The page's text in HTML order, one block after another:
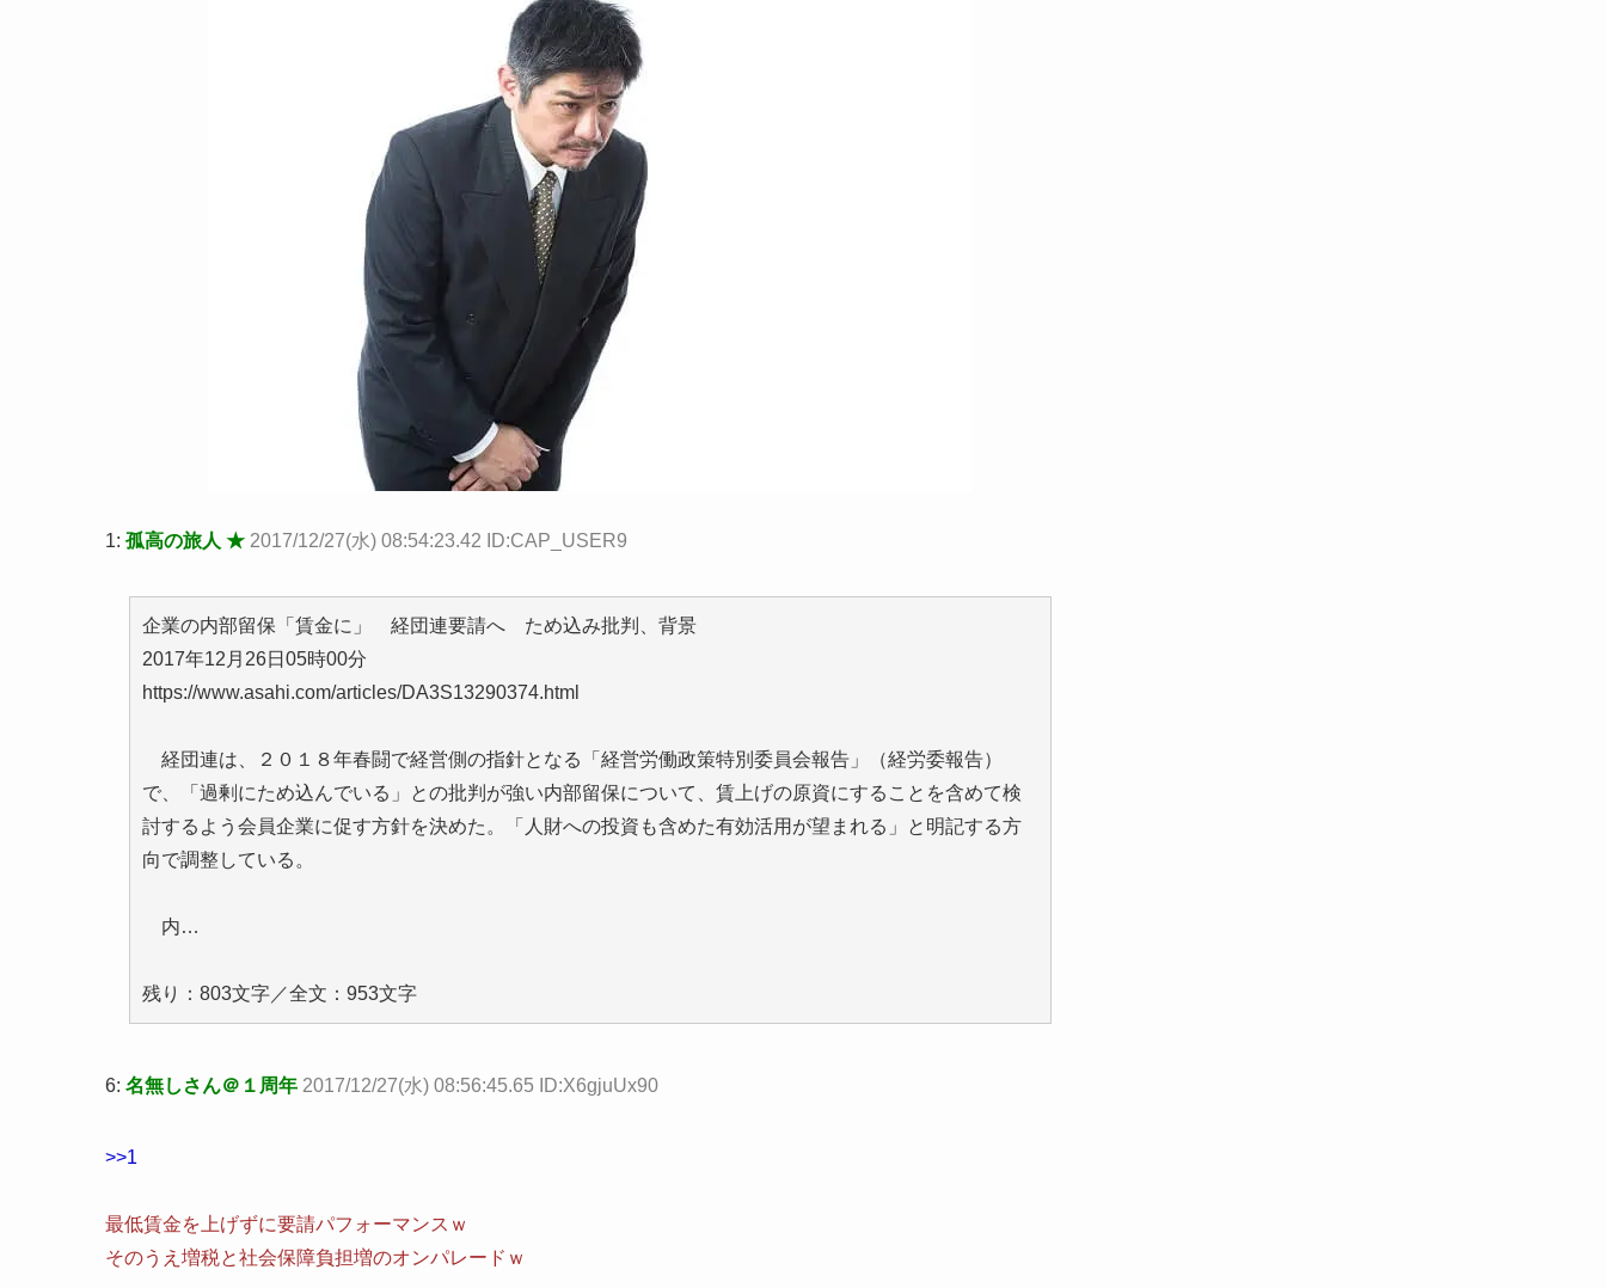
1: 孤高の旅人 ★ 2017/12/27(水) 08:54:23.42 ID:CAP_USER9
企業の内部留保「賃金に」 経団連要請へ ため込み批判、背景
2017年12月26日05時00分
https://www.asahi.com/articles/DA3S13290374.html
経団連は、２０１８年春闘で経営側の指針となる「経営労働政策特別委員会報告」（経労委報告）
で、「過剰にため込んでいる」との批判が強い内部留保について、賃上げの原資にすることを含めて検
討するよう会員企業に促す方針を決めた。「人財への投資も含めた有効活用が望まれる」と明記する方
向で調整している。
内…
残り：803文字／全文：953文字
6: 名無しさん＠１周年 2017/12/27(水) 08:56:45.65 ID:X6gjuUx90
>>1
最低賃金を上げずに要請パフォーマンスｗ
そのうえ増税と社会保障負担増のオンパレードｗ